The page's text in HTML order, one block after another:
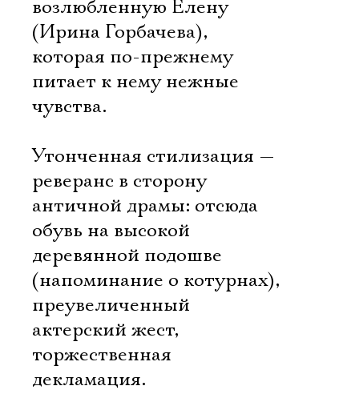
возлюбленную Елену
(Ирина Горбачева),
которая по-прежнему
питает к нему нежные
чувства.
Утонченная стилизация —
реверанс в сторону
античной драмы: отсюда
обувь на высокой
деревянной подошве
(напоминание о котурнах),
преувеличенный
актерский жест,
торжественная
декламация.